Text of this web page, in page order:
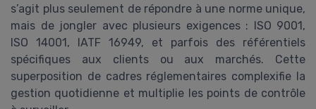
s’agit plus seulement de répondre à une norme unique,
mais de jongler avec plusieurs exigences : ISO 9001,
ISO 14001, IATF 16949, et parfois des référentiels
spécifiques aux clients ou aux marchés. Cette
superposition de cadres réglementaires complexifie la
gestion quotidienne et multiplie les points de contrôle